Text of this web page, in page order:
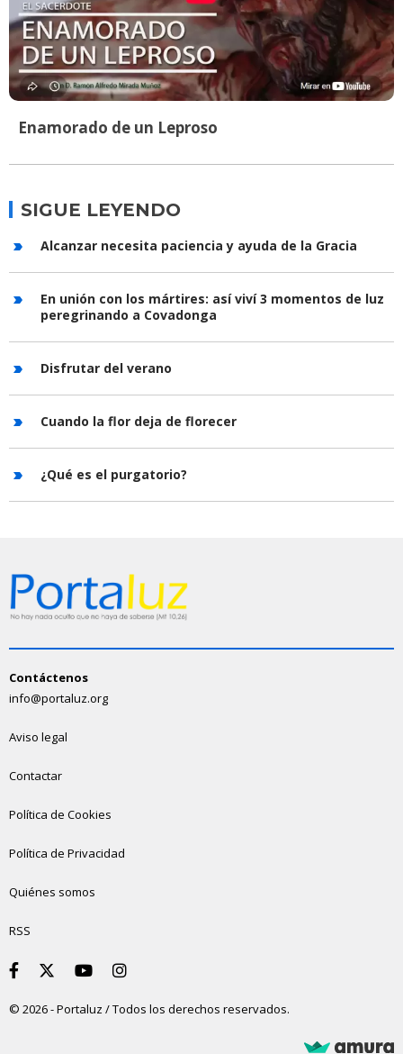
Enamorado de un Leproso
SIGUE LEYENDO
Alcanzar necesita paciencia y ayuda de la Gracia
En unión con los mártires: así viví 3 momentos de luz
peregrinando a Covadonga
Disfrutar del verano
Cuando la flor deja de florecer
¿Qué es el purgatorio?
Contáctenos
info@portaluz.org
Aviso legal
Contactar
Política de Cookies
Política de Privacidad
Quiénes somos
RSS
© 2026 - Portaluz / Todos los derechos reservados.